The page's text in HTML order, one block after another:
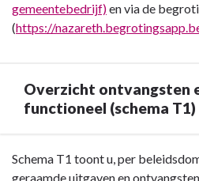
Toelichting
Beschikbaarheid
documentatie
gemeentebedrijf)en via de
(https://
Overzicht ontvangsten
functioneel (schema T1)
Terug
naar
Schema T1 toont u, per
geraamde uitgaven en